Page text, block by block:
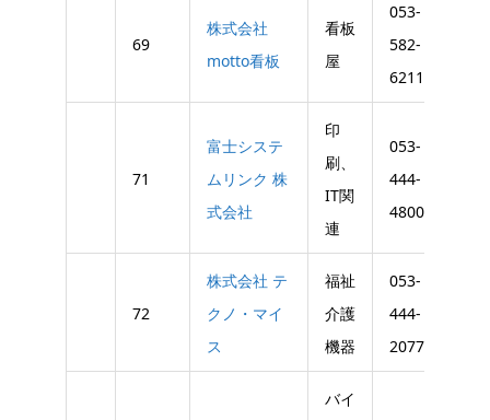
69
株式会社
motto看板
看板
屋
053-
582-
6211
71
富士システ
ムリンク 株
式会社
印
刷、
IT関
連
053-
444-
4800
72
株式会社 テ
クノ・マイ
ス
福祉
介護
機器
053-
444-
2077
バイ